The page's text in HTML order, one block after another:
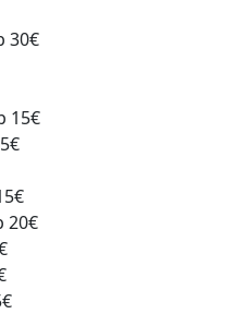
30€
15€
20€